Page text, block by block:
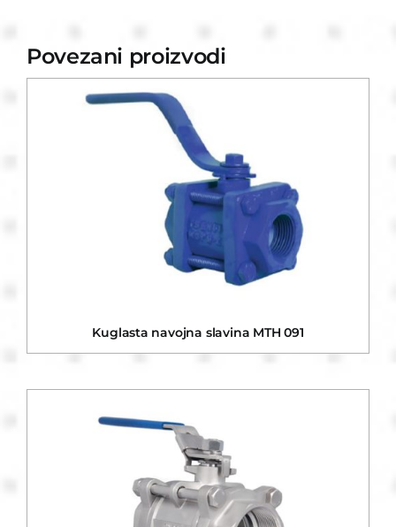
Povezani proizvodi
Kuglasta navojna slavina MTH 091